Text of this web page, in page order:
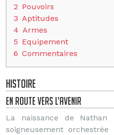
2 Pouvoirs
3 Aptitudes
4 Armes
5 Equipement
6 Commentaires
Histoire
En route vers l’avenir
La naissance de
soigneusement